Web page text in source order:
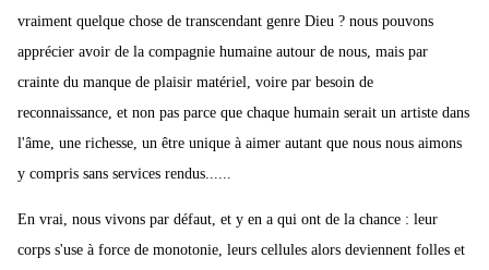
vraiment quelque chose de transcendant genre Dieu ? nous pouvons
apprécier avoir de la compagnie humaine autour de nous, mais par
crainte du manque de plaisir matériel, voire par besoin de
reconnaissance, et non pas parce que chaque humain serait un artiste dans
l'âme, une richesse, un être unique à aimer autant que nous nous aimons
y compris sans services rendus......
En vrai, nous vivons par défaut, et y en a qui ont de la chance : leur
corps s'use à force de monotonie, leurs cellules alors deviennent folles et